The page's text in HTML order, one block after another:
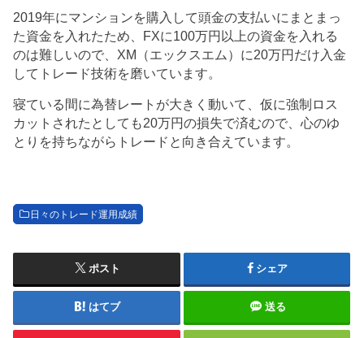
2019年にマンションを購入して頭金の支払いにまとまっ
た資金を入れたため、FXに100万円以上の資金を入れる
のは難しいので、XM（エックスエム）に20万円だけ入金
してトレード技術を磨いています。
寝ている間に為替レートが大きく動いて、仮に強制ロス
カットされたとしても20万円の損失で済むので、心のゆ
とりを持ちながらトレードと向き合えています。
日々のトレード運用成績
ポスト シェア
はてブ 送る